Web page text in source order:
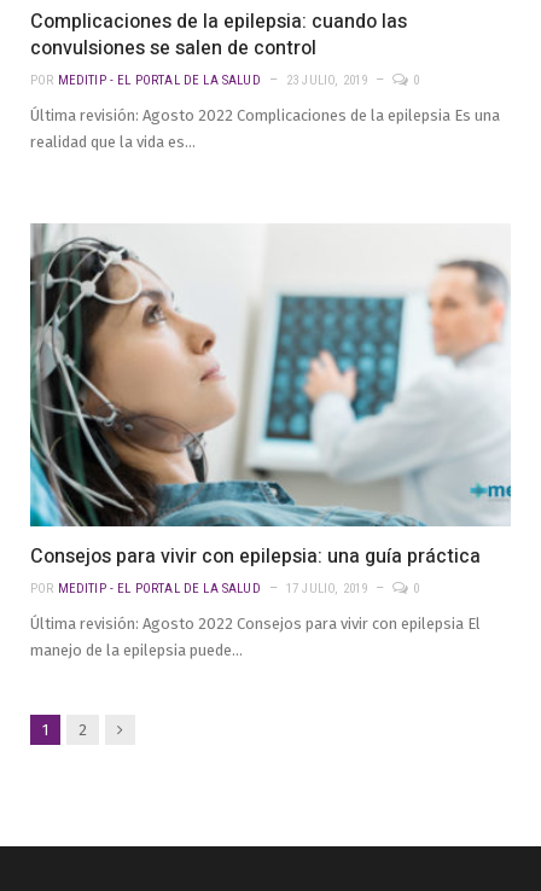
Complicaciones de la epilepsia: cuando las
convulsiones se salen de control
POR MEDITIP - EL PORTAL DE LA SALUD 23 JULIO, 2019 0
Última revisión: Agosto 2022 Complicaciones de la epilepsia Es una
realidad que la vida es…
Consejos para vivir con epilepsia: una guía práctica
POR MEDITIP - EL PORTAL DE LA SALUD 17 JULIO, 2019 0
Última revisión: Agosto 2022 Consejos para vivir con epilepsia El
manejo de la epilepsia puede…
1 2 Siguiente